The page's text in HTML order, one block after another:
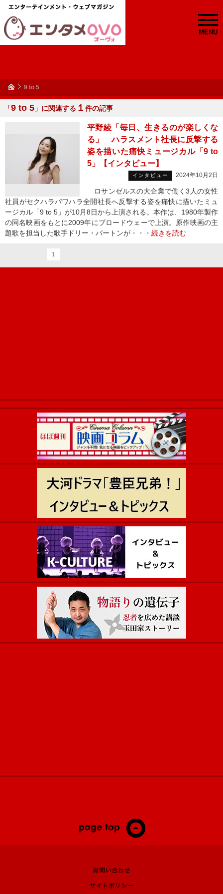
MENU
9 to 5
「9 to 5 」に関連する １ 件の記事
平野綾「毎日、生きるのが楽しくな
る」 ハラスメント社長に反撃する
姿を描いた痛快ミュージカル「9 to
5」【インタビュー】
インタビュー 2024年10月2日
ロサンゼルスの大企業で働く3人の女性
社員がセクハラパワハラ全開社長へ反撃する姿を痛快に描いたミュ
ージカル「9 to 5」が10月8日から上演される。本作は、1980年製作
の同名映画をもとに2009年にブロードウェーで上演。原作映画の主
題歌を担当した歌手ドリー・パートンが・・・ 続きを読む
1